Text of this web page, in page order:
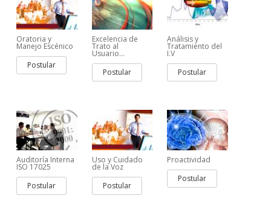
Oratoria y
Manejo Escénico
Postular
Excelencia de
Trato al
Usuario...
Postular
Análisis y
Tratamiento del
I.V
Postular
Auditoría Interna
ISO 17025
Postular
Uso y Cuidado
de la Voz
Postular
Proactividad
Postular